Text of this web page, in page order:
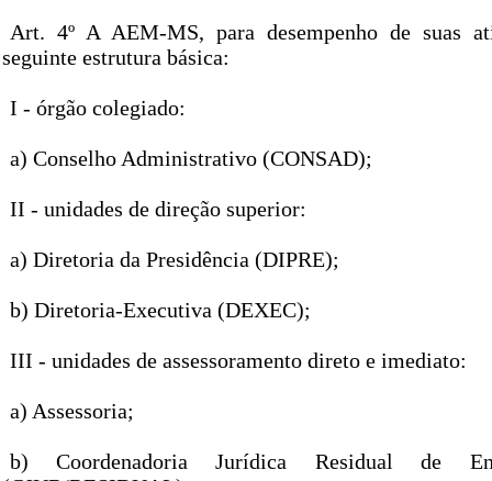
Art. 4º A AEM-MS, para desempenho de suas
seguinte estrutura básica:
I - órgão colegiado:
a) Conselho Administrativo (CONSAD);
II - unidades de direção superior:
a) Diretoria da Presidência (DIPRE);
b) Diretoria-Executiva (DEXEC);
III - unidades de assessoramento direto e imediato:
a) Assessoria;
b) Coordenadoria Jurídica Residual de